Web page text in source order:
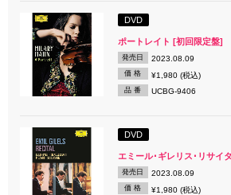
DVD
ポートレイト [初回限定盤]
発売日 2023.08.09
価 格 ¥1,980 (税込)
品 番 UCBG-9406
DVD
エミール･ギレリス･リサイ
発売日 2023.08.09
価 格 ¥1,980 (税込)